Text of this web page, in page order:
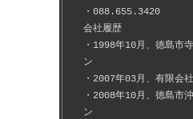
・088.655.3420
会社履歴
・1998年10月、徳島市
ン
・2007年03月、有限会
・2008年10月、徳島市
ン